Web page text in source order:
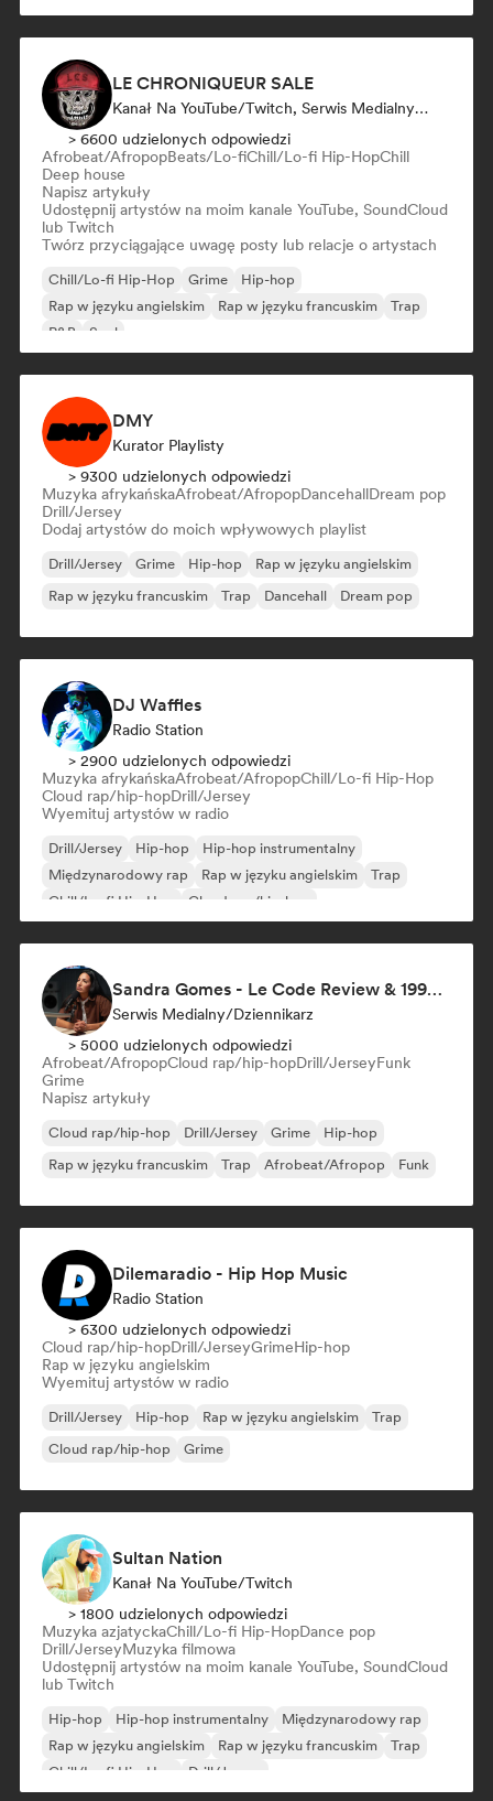
LE CHRONIQUEUR SALE
Kanał Na YouTube/Twitch, Serwis Medialny/Dziennikarz, Influencer W Mediach Społecznościowych
> 6600 udzielonych odpowiedzi
Afrobeat/AfropopBeats/Lo-fiChill/Lo-fi Hip-HopChill
Deep house
Napisz artykuły
Udostępnij artystów na moim kanale YouTube, SoundCloud
lub Twitch
Twórz przyciągające uwagę posty lub relacje o artystach
Chill/Lo-fi Hip-Hop Grime
Hip-hop
Rap w języku angielskim
Rap w języku francuskim
Trap
R&B
Soul
DMY
Kurator Playlisty
> 9300 udzielonych odpowiedzi
Muzyka afrykańskaAfrobeat/AfropopDancehallDream pop
Drill/Jersey
Dodaj artystów do moich wpływowych playlist
Drill/Jersey Grime Hip-hop
Rap w języku angielskim
Rap w języku francuskim
Trap Dancehall Dream pop
DJ Waffles
Radio Station
> 2900 udzielonych odpowiedzi
Muzyka afrykańskaAfrobeat/AfropopChill/Lo-fi Hip-Hop
Cloud rap/hip-hopDrill/Jersey
Wyemituj artystów w radio
Drill/Jersey Hip-hop
Hip-hop instrumentalny
Międzynarodowy rap
Rap w języku angielskim
Trap
Chill/Lo-fi Hip-Hop
Cloud rap/hip-hop
Sandra Gomes - Le Code Review & 1993initiales
Serwis Medialny/Dziennikarz
> 5000 udzielonych odpowiedzi
Afrobeat/AfropopCloud rap/hip-hopDrill/JerseyFunk
Grime
Napisz artykuły
Cloud rap/hip-hop Drill/Jersey Grime
Hip-hop
Rap w języku francuskim
Trap Afrobeat/Afropop Funk
Dilemaradio - Hip Hop Music
Radio Station
> 6300 udzielonych odpowiedzi
Cloud rap/hip-hopDrill/JerseyGrimeHip-hop
Rap w języku angielskim
Wyemituj artystów w radio
Drill/Jersey Hip-hop Rap w języku angielskim
Trap
Cloud rap/hip-hop
Grime
Sultan Nation
Kanał Na YouTube/Twitch
> 1800 udzielonych odpowiedzi
Muzyka azjatyckaChill/Lo-fi Hip-HopDance pop
Drill/JerseyMuzyka filmowa
Udostępnij artystów na moim kanale YouTube, SoundCloud
lub Twitch
Hip-hop Hip-hop instrumentalny
Międzynarodowy rap
Rap w języku angielskim
Rap w języku francuskim
Trap
Chill/Lo-fi Hip-Hop
Drill/Jersey